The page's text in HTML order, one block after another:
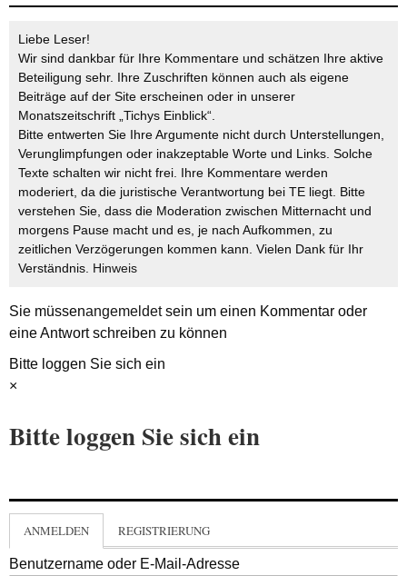
Liebe Leser!
Wir sind dankbar für Ihre Kommentare und schätzen Ihre aktive
Beteiligung sehr. Ihre Zuschriften können auch als eigene
Beiträge auf der Site erscheinen oder in unserer
Monatszeitschrift „Tichys Einblick“.
Bitte entwerten Sie Ihre Argumente nicht durch Unterstellungen,
Verunglimpfungen oder inakzeptable Worte und Links. Solche
Texte schalten wir nicht frei. Ihre Kommentare werden
moderiert, da die juristische Verantwortung bei TE liegt. Bitte
verstehen Sie, dass die Moderation zwischen Mitternacht und
morgens Pause macht und es, je nach Aufkommen, zu
zeitlichen Verzögerungen kommen kann. Vielen Dank für Ihr
Verständnis. Hinweis
Sie müssenangemeldetsein um einen Kommentar oder
eine Antwort schreiben zu können
Bitte loggen Sie sich ein
×
Bitte loggen Sie sich ein
ANMELDEN REGISTRIERUNG
Benutzername oder E-Mail-Adresse